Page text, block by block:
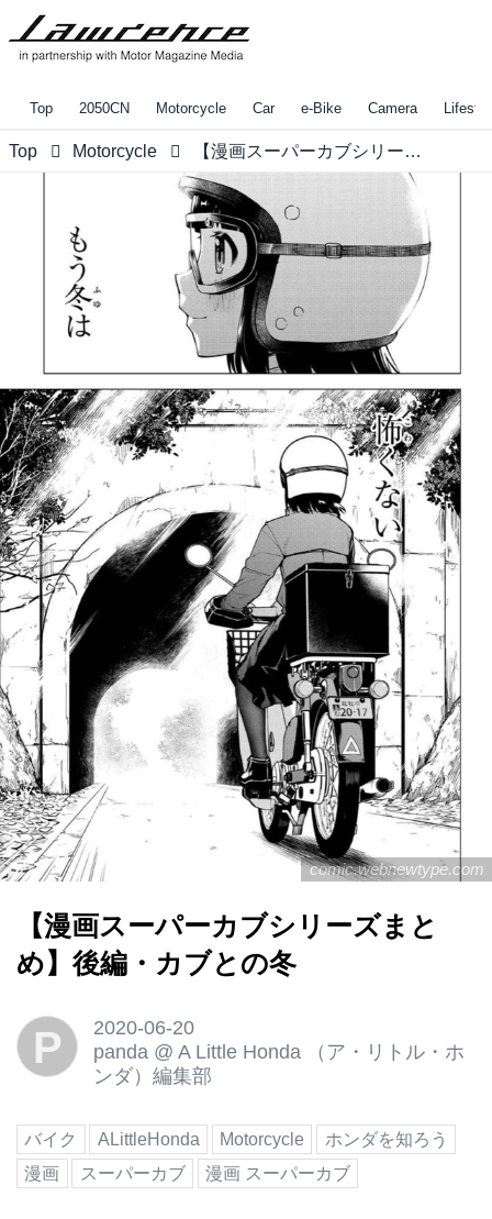
Top 2050CN Motorcycle Car e-Bike Camera
Top Motorcycle 【漫画スーパーカブシリーズまとめ】後編・カブとの冬
comic.webnewtype.com
【漫画スーパーカブシリーズまと
め】後編・カブとの冬
P
2020-06-20
panda @ A Little Honda （ア・リトル・ホ
ンダ）編集部
バイク ALittleHonda Motorcycle
ホンダを知ろう
漫画
スーパーカブ 漫画 スーパーカブ